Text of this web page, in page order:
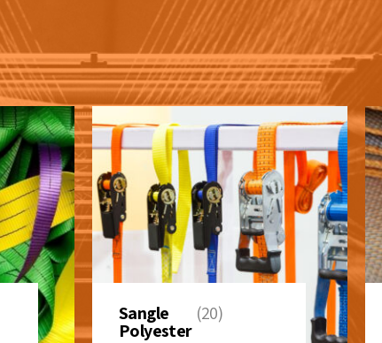
Sangle
Polyester
(20)